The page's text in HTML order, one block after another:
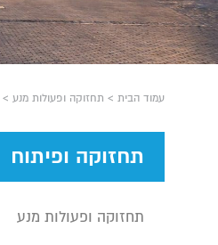
עמוד הבית > תחזוקה ופעולות מנע >
תחזוקה ופיתוח
תחזוקה ופעולות מנע